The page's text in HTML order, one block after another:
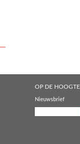
OP DE
Nieuwsbrief